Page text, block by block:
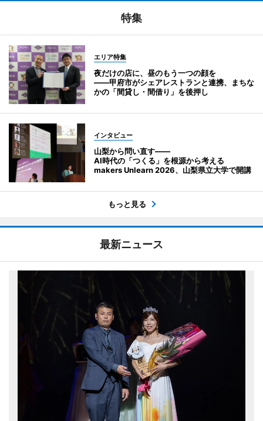
特集
エリア特集
夜だけの店に、昼のもう一つの顔を
――甲府市がシェアレストランと連携、まちな
かの「間貸し・間借り」を後押し
インタビュー
山梨から問い直す――
AI時代の「つくる」を根源から考える
makers Unlearn 2026、山梨県立大学で開講
もっと見る
最新ニュース